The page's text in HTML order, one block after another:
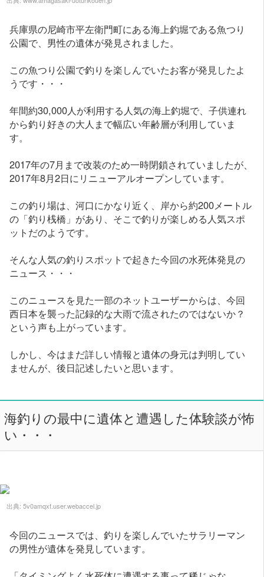
兵庫県の尼崎市平左衛門町にある海上釣堀である魚つり
公園で、男性の遺体が発見されました。
この魚つり公園で釣りを楽しんでいたお客が発見したよ
うです・・・
年間約30,000人が利用する人気の海上釣堀で、子供連れ
から釣り好きの大人まで幅広い年齢層が利用していま
す。
2017年の7月まで改装のため一時閉鎖されていましたが、
2017年8月2日にリニューアルオープンしています。
この釣り場は、河口にかなり近く、岸から約200メートル
の「釣り桟橋」があり、そこで釣りが楽しめる人気スポ
ットだのようです。
そんな人気の釣りスポットで起きた今回の水死体発見の
ニュース・・・
このニュースを見た一部のネットユーザーからは、今回
西日本を襲った記録的な大雨で流されたのではないか？
という声も上がっています。
しかし、今はまだ詳しい情報と遺体の身元は判明してい
ませんが、後日記述したいと思います。
海釣りの最中に遺体と遭遇した体験談が怖
い・・・
出典: 5v0amqxf.user.webaccel.jp
今回のニュースでは、釣りを楽しんでいたサラリーマン
の男性が遺体を発見しています。